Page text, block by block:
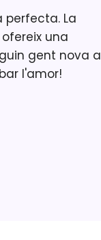
perfecta. La
una
gent nova a
l'amor!